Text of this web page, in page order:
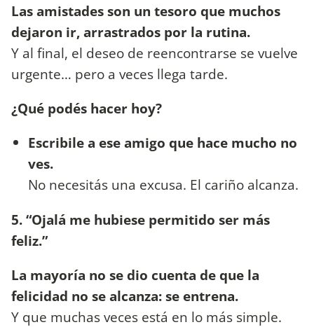
Las amistades son un tesoro que muchos
dejaron ir, arrastrados por la rutina.
Y al final, el deseo de reencontrarse se vuelve
urgente… pero a veces llega tarde.
¿Qué podés hacer hoy?
Escribile a ese amigo que hace mucho no
ves.
No necesitás una excusa. El cariño alcanza.
5. “Ojalá me hubiese permitido ser más
feliz.”
La mayoría no se dio cuenta de que la
felicidad no se alcanza: se entrena.
Y que muchas veces está en lo más simple.